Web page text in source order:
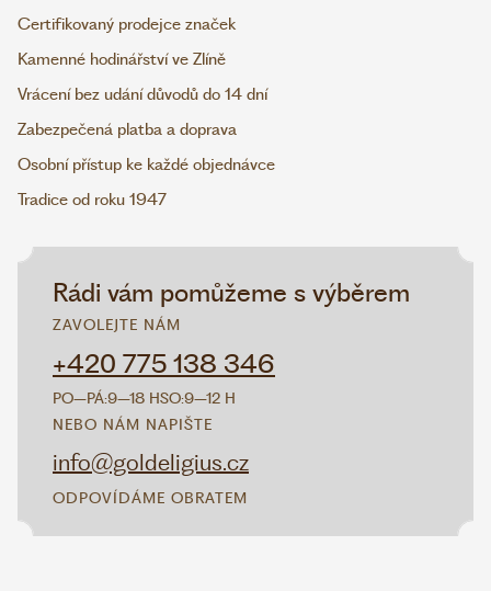
Rádi vám pomůžeme s výběrem
ZAVOLEJTE NÁM
+420 775 138 346
PO–PÁ:9–18 HSO:9–12 H
NEBO NÁM NAPIŠTE
info@goldeligius.cz
ODPOVÍDÁME OBRATEM
Certifikovaný prodejce značek
Kamenné hodinářství ve Zlíně
Vrácení bez udání důvodů do 14 dní
Zabezpečená platba a doprava
Osobní přístup ke každé objednávce
Tradice od roku 1947